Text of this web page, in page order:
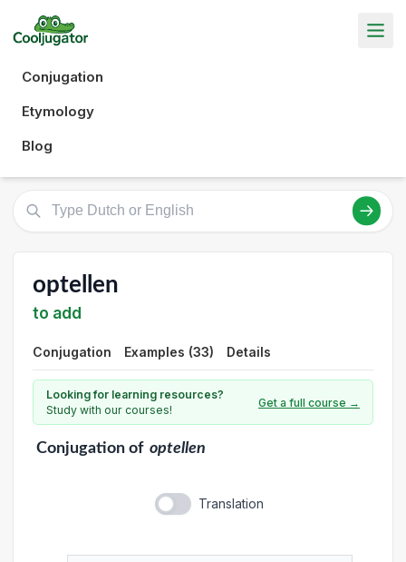
Conjugation
Etymology
Blog
optellen
to add
Conjugation Examples (33) Details
Looking for learning resources?
Study with our courses!
Get a full course →
Conjugationof optellen
Translation